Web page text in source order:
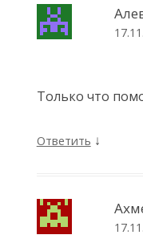
Только что
Ответить ↓